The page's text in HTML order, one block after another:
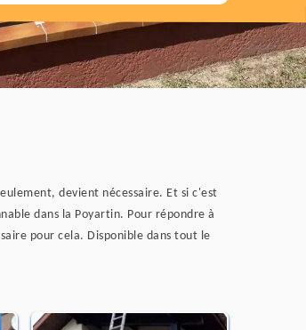
devient nécessaire. Et si c'est
dans la Poyartin. Pour répondre à
pour cela. Disponible dans tout le